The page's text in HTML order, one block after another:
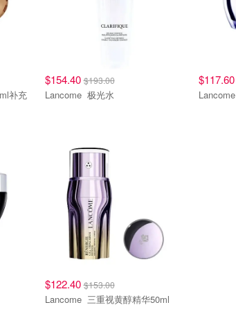
$154.40$193.00
Lancome 极光水
$117.60
$122.40$153.00
Lancome 三重视黄醇精华50ml